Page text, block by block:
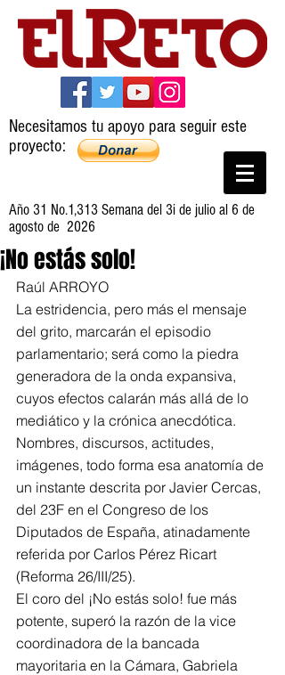
Necesitamos tu apoyo para seguir este
proyecto:
Año 31 No.1,313 Semana del 3i de julio al 6 de
agosto de 2026
¡No estás solo!
Raúl ARROYO
La estridencia, pero más el mensaje
del grito, marcarán el episodio
parlamentario; será como la piedra
generadora de la onda expansiva,
cuyos efectos calarán más allá de lo
mediático y la crónica anecdótica.
Nombres, discursos, actitudes,
imágenes, todo forma esa anatomía de
un instante descrita por Javier Cercas,
del 23F en el Congreso de los
Diputados de España, atinadamente
referida por Carlos Pérez Ricart
(Reforma 26/III/25).
El coro del ¡No estás solo! fue más
potente, superó la razón de la vice
coordinadora de la bancada
mayoritaria en la Cámara, Gabriela